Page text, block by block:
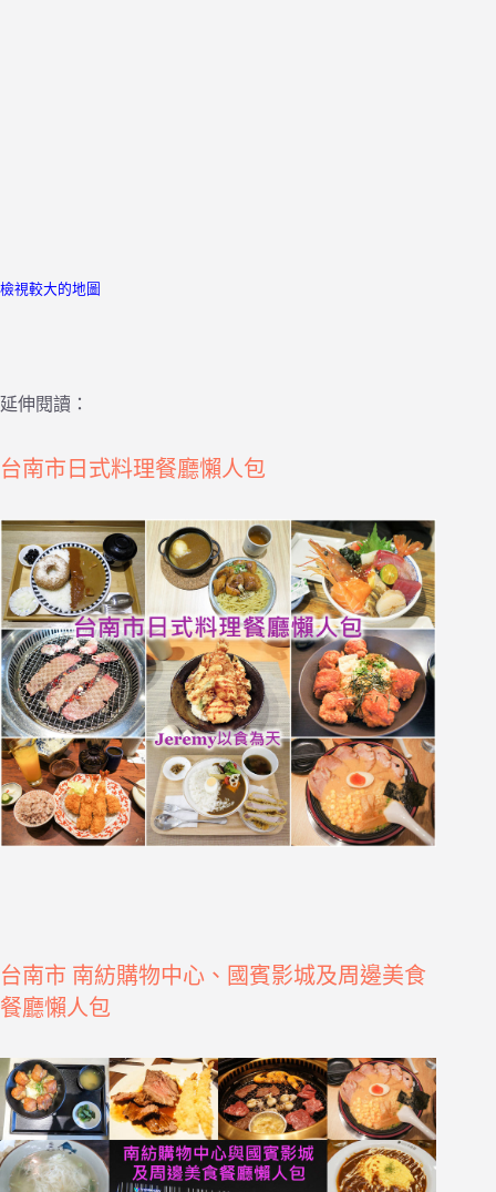
檢視較大的地圖
延伸閱讀：
台南市日式料理餐廳懶人包
台南市 南紡購物中心、國賓影城及周邊美食
餐廳懶人包